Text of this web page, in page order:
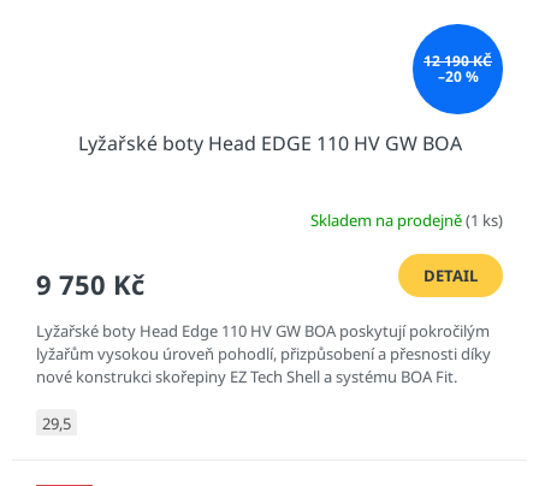
12 190 KČ
–20 %
Lyžařské boty Head EDGE 110 HV GW BOA
Skladem na prodejně(1 ks)
9 750 Kč DETAIL
Lyžařské boty Head Edge 110 HV GW BOA poskytují pokročilým
lyžařům vysokou úroveň pohodlí, přizpůsobení a přesnosti díky
nové konstrukci skořepiny EZ Tech Shell a systému BOA Fit.
29,5